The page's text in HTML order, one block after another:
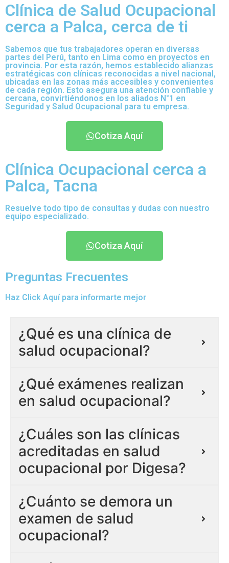
Clínica de Salud Ocupacional
cerca a Palca, cerca de ti
Sabemos que tus trabajadores operan en diversas
partes del Perú, tanto en Lima como en proyectos en
provincia. Por esta razón, hemos establecido alianzas
estratégicas con clínicas reconocidas a nivel nacional,
ubicadas en las zonas más accesibles y convenientes
de cada región. Esto asegura una atención confiable y
cercana, convirtiéndonos en los aliados N°1 en
Seguridad y Salud Ocupacional para tu empresa.
Cotiza Aquí
Clínica Ocupacional cerca a
Palca, Tacna
Resuelve todo tipo de consultas y dudas con nuestro
equipo especializado.
Cotiza Aquí
Preguntas Frecuentes
Haz Click Aquí para informarte mejor
¿Qué es una clínica de
salud ocupacional?
¿Qué exámenes realizan
en salud ocupacional?
¿Cuáles son las clínicas
acreditadas en salud
ocupacional por Digesa?
¿Cuánto se demora un
examen de salud
ocupacional?